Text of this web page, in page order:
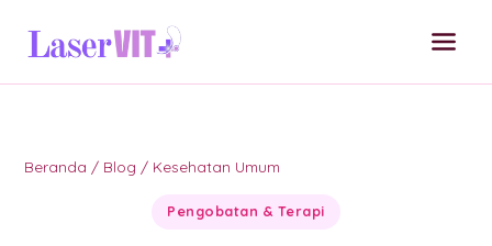
Beranda / Blog / Kesehatan Umum
Pengobatan & Terapi